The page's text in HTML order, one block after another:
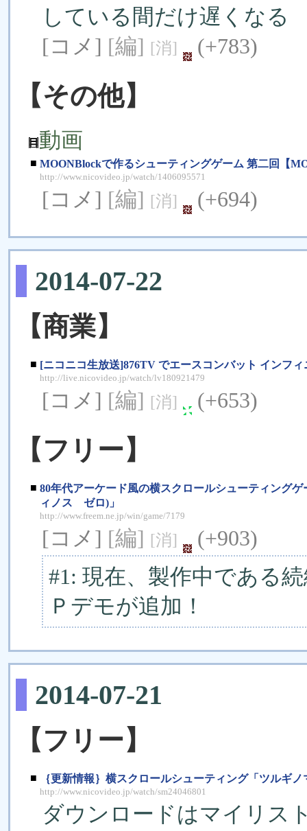
している間だけ遅くなる
[コメ] [編] [消] (+783)
【その他】
動画
■ MOONBlockで作るシューティングゲーム 第二回【
http://www.nicovideo.jp/watch/1406095571
[コメ] [編] [消] (+694)
2014-07-22
【商業】
■ [ニコニコ生放送]876TV でエースコンバット インフ
http://live.nicovideo.jp/watch/lv180921479
[コメ] [編] [消] (+653)
【フリー】
■ 80年代アーケード風の横スクロールシューティング
ィノス ゼロ)」
http://www.freem.ne.jp/win/game/7179
[コメ] [編] [消]
(+903)
#1: 現在、製作中である
Ｐデモが追加！
2014-07-21
【フリー】
■ ｛更新情報｝横スクロールシューティング「ツルギノ
http://www.nicovideo.jp/watch/sm24046801
ダウンロードはマイリス